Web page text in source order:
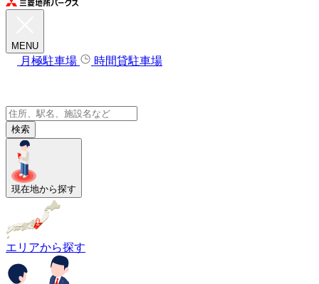
MENU
月極駐車場 時間貸駐車場
検索
現在地から探す
エリアから探す